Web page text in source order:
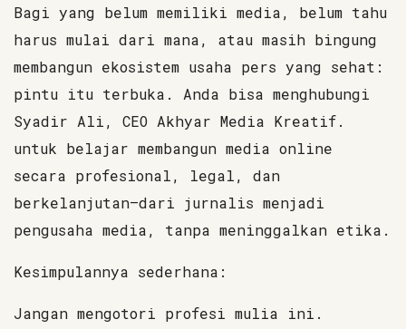
Bagi yang belum memiliki media, belum tahu
harus mulai dari mana, atau masih bingung
membangun ekosistem usaha pers yang sehat:
pintu itu terbuka. Anda bisa menghubungi
Syadir Ali, CEO Akhyar Media Kreatif.
untuk belajar membangun media online
secara profesional, legal, dan
berkelanjutan—dari jurnalis menjadi
pengusaha media, tanpa meninggalkan etika.
Kesimpulannya sederhana:
Jangan mengotori profesi mulia ini.